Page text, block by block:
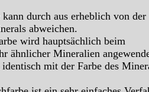
durch aus erheblich von der
abweichen.
wird hauptsächlich beim
ähnlicher Mineralien
mit der Farbe des